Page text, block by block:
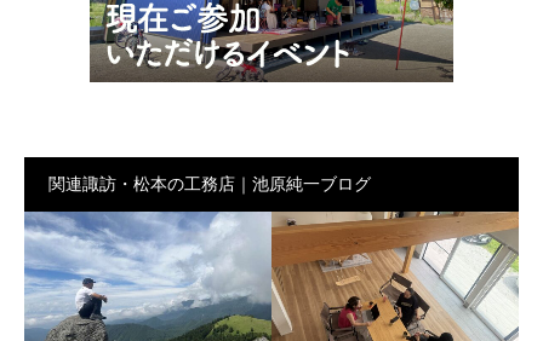
関連諏訪・松本の工務店｜池原純一ブログ